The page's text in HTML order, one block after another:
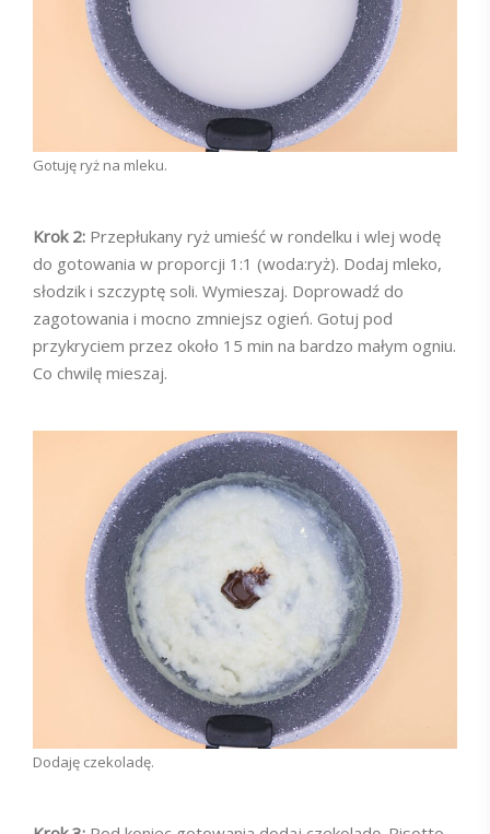
Gotuję ryż na mleku.
Krok 2: Przepłukany ryż umieść w rondelku i wlej wodę
do gotowania w proporcji 1:1 (woda:ryż). Dodaj mleko,
słodzik i szczyptę soli. Wymieszaj. Doprowadź do
zagotowania i mocno zmniejsz ogień. Gotuj pod
przykryciem przez około 15 min na bardzo małym ogniu.
Co chwilę mieszaj.
Dodaję czekoladę.